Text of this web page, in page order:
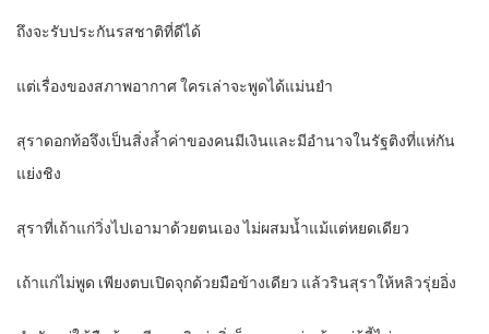
ถึงจะรับประกันรสชาติที่ดีได้
แต่เรื่องของสภาพอากาศ ใครเล่าจะพูดได้แม่นยำ
สุราดอกท้อจึงเป็นสิ่งล้ำค่าของคนมีเงินและมีอำนาจในรัฐติงที่แห่กัน
แย่งชิง
สุราที่เถ้าแก่วิ่งไปเอามาด้วยตนเอง ไม่ผสมน้ำแม้แต่หยดเดียว
เถ้าแก่ไม่พูด เพียงตบเปิดจุกด้วยมือข้างเดียว แล้วรินสุราให้หลิวรุ่ยอิ่ง